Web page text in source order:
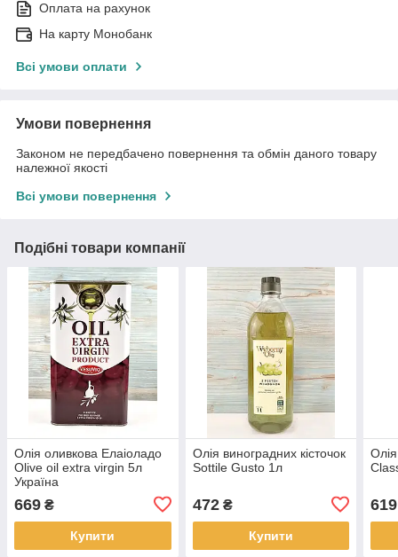
Оплата на рахунок
На карту Монобанк
Всі умови оплати
Умови повернення
Законом не передбачено повернення та обмін даного товару
належної якості
Всі умови повернення
Подібні товари компанії
Олія оливкова Елаіоладо
Olive oil extra virgin 5л
Україна
669 ₴
Купити
Олія виноградних кісточок
Sottile Gusto 1л
472₴
Купити